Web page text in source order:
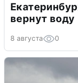
вернут воду
8 августа 0